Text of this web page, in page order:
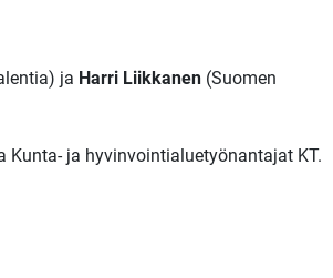
ja Harri Liikkanen(Suomen
Kunta- ja hyvinvointialuetyönantajat KT.